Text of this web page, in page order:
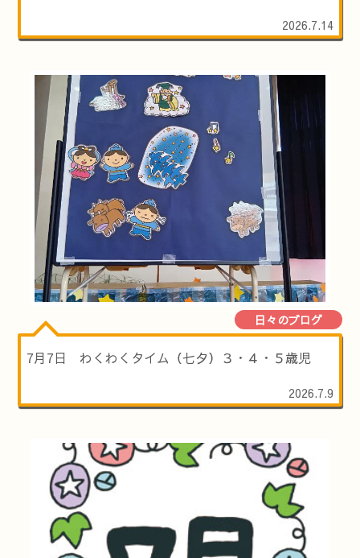
2026.7.14
日々のブログ
7月7日 わくわくタイム（七夕）３・４・５歳児
2026.7.9